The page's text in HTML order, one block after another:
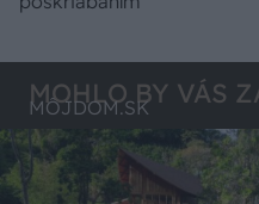
MOHLO BY VÁS
MÔJDOM.SK